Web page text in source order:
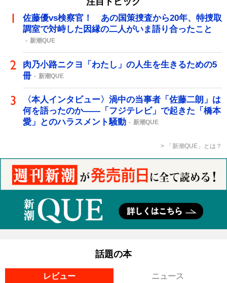
佐藤優vs検察官！ あの国策捜査から20年、特捜取
調室で対峙した因縁の二人がいま語り合ったこと
新潮QUE
肉乃小路ニクヨ「わたし」の人生を生きるための5
冊
新潮QUE
〈本人インタビュー〉渦中の当事者「佐藤二朗」は
何を語ったのか――「フジテレビ」で起きた「橋本
愛」とのハラスメント騒動
新潮QUE
「新潮QUE」とは？
話題の本
レビュー ニュース